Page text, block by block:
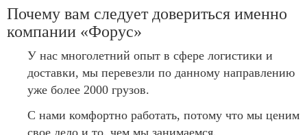
Почему вам следует довериться именно
компании «Форус»
У нас многолетний опыт в сфере логистики и
доставки, мы перевезли по данному направлению
уже более 2000 грузов.
С нами комфортно работать, потому что мы ценим